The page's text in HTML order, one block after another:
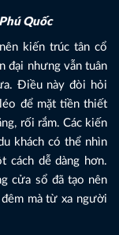
Quốc
kiến trúc tân cổ
đại nhưng vẫn tuân
Điều này đòi hỏi
để mặt tiền thiết
rối rắm. Các kiến
khách có thể nhìn
cách dễ dàng hơn.
cửa sổ đã tạo nên
mà từ xa người